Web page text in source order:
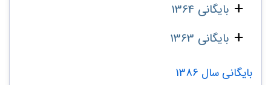
بایگانی 1364
بایگانی 1363
بایگانی سال 1386